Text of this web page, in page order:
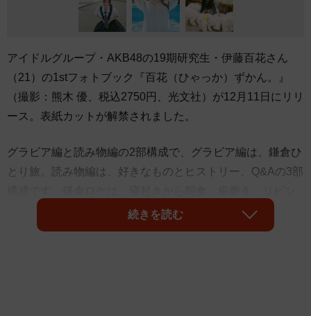
アイドルグループ・AKB48の19期研究生・伊藤百花さん
（21）の1stフォトブック『百花（ひゃっか）ずかん。』
（撮影：熊木 優、税込2750円、光文社）が12月11日にリリ
ース。表紙カットが解禁されました。
グラビア編と読み物編の2部構成で、グラビア編は、鎌倉ひ
とり旅。読み物編は、好きなものとヒストリー、Q&Aの3部
グでくつろぐなどプライベート感溢れるシーンや、制服で
電車通学したり青春感あふれるシーン、浴衣で街ブラした
続きを読む